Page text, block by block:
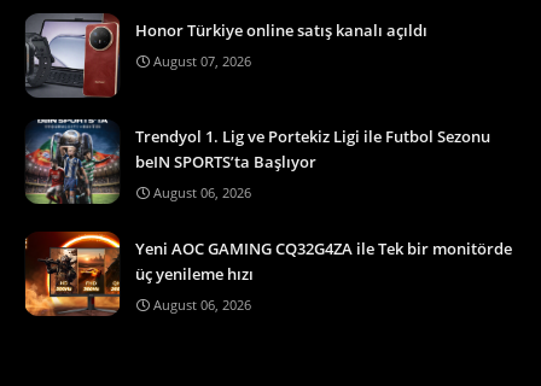
Honor Türkiye online satış kanalı açıldı
August 07, 2026
Trendyol 1. Lig ve Portekiz Ligi ile Futbol Sezonu
beIN SPORTS’ta Başlıyor
August 06, 2026
Yeni AOC GAMING CQ32G4ZA ile Tek bir monitörde
üç yenileme hızı
August 06, 2026